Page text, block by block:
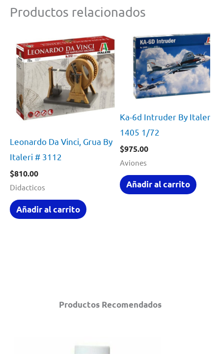
Productos Recomendados
Productos relacionados
Leonardo Da Vinci, Grua By
Italeri # 3112
$810.00
Didacticos
Añadir al carrito
Ka-6d Intruder By Italeri #
1405 1/72
$975.00
Aviones
Añadir al carrito